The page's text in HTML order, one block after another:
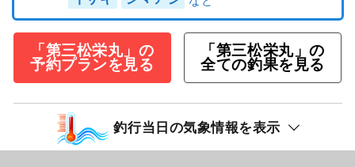
「第三松栄丸」の
予約プランを見る
「第三松栄丸」の
全ての釣果を見る
釣行当日の気象情報を表示